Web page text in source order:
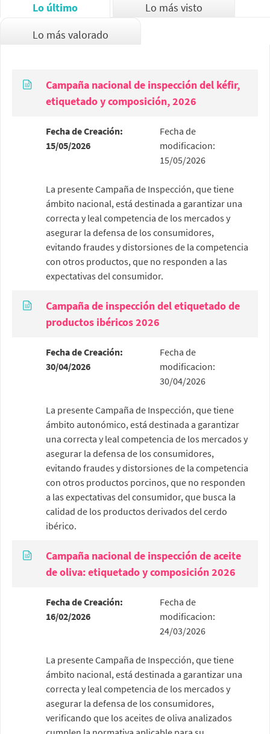
Lo último Lo más visto
Lo más valorado
Campaña nacional de inspección del kéfir,
etiquetado y composición, 2026
Fecha de Creación:
15/05/2026
Fecha de
modificacion:
15/05/2026
La presente Campaña de Inspección, que tiene
ámbito nacional, está destinada a garantizar una
correcta y leal competencia de los mercados y
asegurar la defensa de los consumidores,
evitando fraudes y distorsiones de la competencia
con otros productos, que no responden a las
expectativas del consumidor.
Campaña de inspección del etiquetado de
productos ibéricos 2026
Fecha de Creación:
30/04/2026
Fecha de
modificacion:
30/04/2026
La presente Campaña de Inspección, que tiene
ámbito autonómico, está destinada a garantizar
una correcta y leal competencia de los mercados y
asegurar la defensa de los consumidores,
evitando fraudes y distorsiones de la competencia
con otros productos porcinos, que no responden
a las expectativas del consumidor, que busca la
calidad de los productos derivados del cerdo
ibérico.
Campaña nacional de inspección de aceite
de oliva: etiquetado y composición 2026
Fecha de Creación:
16/02/2026
Fecha de
modificacion:
24/03/2026
La presente Campaña de Inspección, que tiene
ámbito nacional, está destinada a garantizar una
correcta y leal competencia de los mercados y
asegurar la defensa de los consumidores,
verificando que los aceites de oliva analizados